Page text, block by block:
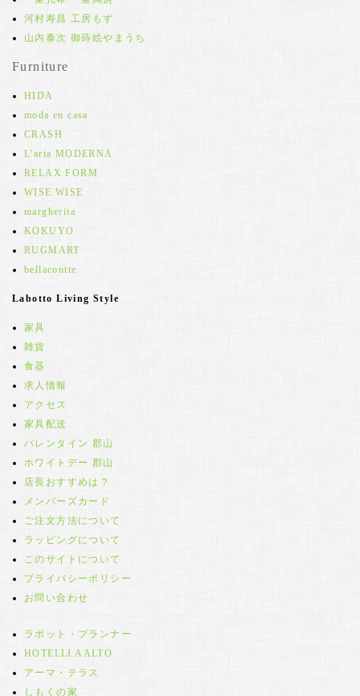
河村寿昌 工房もず
山内泰次 御蒔絵やまうち
Furniture
HIDA
moda en casa
CRASH
L'aria MODERNA
RELAX FORM
WISE WISE
margherita
KOKUYO
RUGMART
bellacontte
Labotto Living Style
家具
雑貨
食器
求人情報
アクセス
家具配送
バレンタイン 郡山
ホワイトデー 郡山
店長おすすめは？
メンバーズカード
ご注文方法について
ラッピングについて
このサイトについて
プライバシーポリシー
お問い合わせ
ラボット・プランナー
HOTELLI AALTO
アーマ・テラス
しもくの家